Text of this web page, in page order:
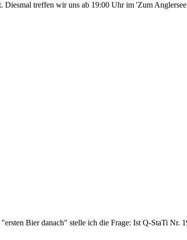
Diesmal treffen wir uns ab 19:00 Uhr im 'Zum
Bier danach" stelle ich die Frage: Ist Q-StaTi Nr.